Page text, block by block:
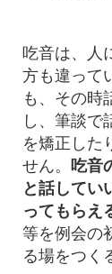
吃音は、人
方も違って
も、その時
し、筆談で
を矯正した
せん。 吃音
と話してい
ってもらえ
等を例会の
る場をつく